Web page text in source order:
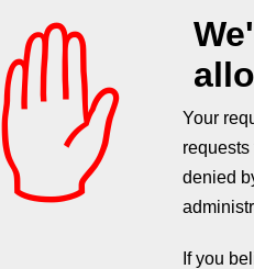
✋
Your
denied
If you